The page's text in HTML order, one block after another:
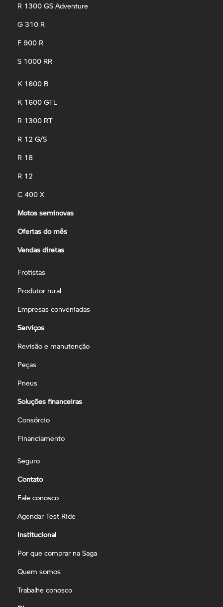
R 1300 GS Adventure
G 310 R
F 900 R
S 1000 RR
K 1600 B
K 1600 GTL
R 1300 RT
R 12 G/S
R 18
R 12
C 400 X
Motos seminovas
Ofertas do mês
Vendas diretas
Frotistas
Produtor rural
Empresas conveniadas
Serviços
Revisão e manutenção
Peças
Pneus
Soluções financeiras
Consórcio
Financiamento
Seguro
Contato
Fale conosco
Agendar Test Ride
Institucional
Por que comprar na Saga
Quem somos
Trabalhe conosco